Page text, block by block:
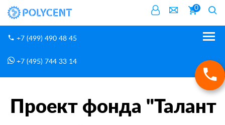
0
+7 (499) 490 48 45
+7 (495) 744 33 14
Проект фонда "Талант